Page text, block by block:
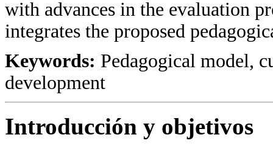
with advances in the evaluation
integrates the proposed
Keywords: Pedagogical model,
development
Introducción y objetivos